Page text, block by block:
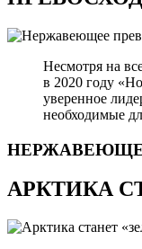
Несмотря на
в 2020 году
уверенное
необходимые
АРКТИКА